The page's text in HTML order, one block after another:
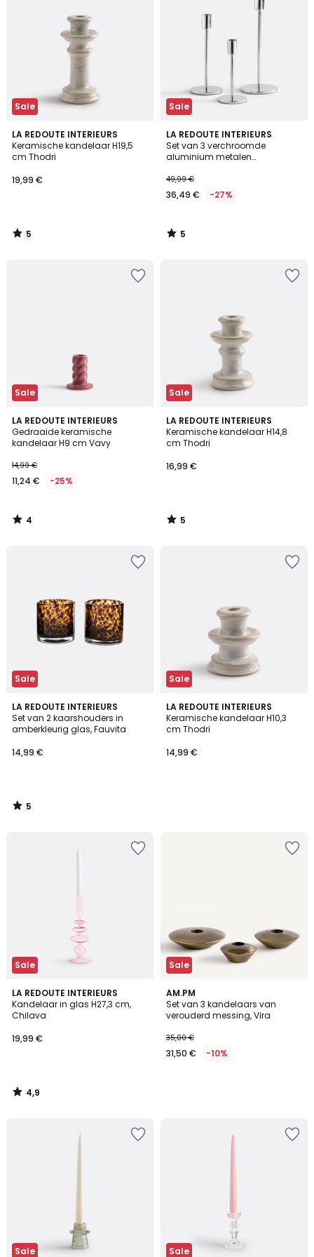
Sale
LA REDOUTE INTERIEURS
Keramische kandelaar H19,5
cm Thodri
19,99 €
5
/
5
5
/
Sale
LA REDOUTE INTERIEURS
Set van 3 verchroomde
aluminium metalen
49,99 €
36,49 € -27%
5
/
5
5
/
Sale
LA REDOUTE INTERIEURS
Gedraaide keramische
kandelaar H9 cm Vavy
14,99 €
11,24 € -25%
4
/
5
4
/
Sale
LA REDOUTE INTERIEURS
Keramische kandelaar H14,8
cm Thodri
16,99 €
5
/
5
5
/
Sale
LA REDOUTE INTERIEURS
Set van 2 kaarshouders in
amberkleurig glas, Fauvita
14,99 €
5
/
5
5
/
Sale
LA REDOUTE INTERIEURS
Keramische kandelaar H10,3
cm Thodri
14,99 €
Sale
LA REDOUTE INTERIEURS
Kandelaar in glas H27,3 cm,
Chilava
19,99 €
4,9
/ 5
4,9
/
Sale
AM.PM
Set van 3 kandelaars van
verouderd messing, Vira
35,00 €
31,50 € -10%
Sale Sale